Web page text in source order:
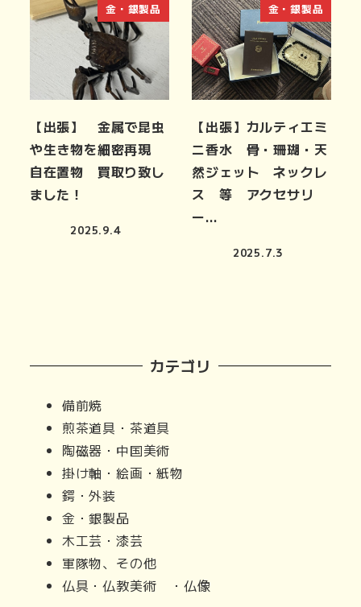
金・銀製品
【出張】 金属で昆虫
や生き物を細密再現
自在置物 買取り致し
ました！
2025.9.4
金・銀製品
【出張】カルティエミ
ニ香水 骨・珊瑚・天
然ジェット ネックレ
ス 等 アクセサリ
ー…
2025.7.3
カテゴリ
備前焼
煎茶道具・茶道具
陶磁器・中国美術
掛け軸・絵画・紙物
鍔・外装
金・銀製品
木工芸・漆芸
軍隊物、その他
仏具・仏教美術 ・仏像